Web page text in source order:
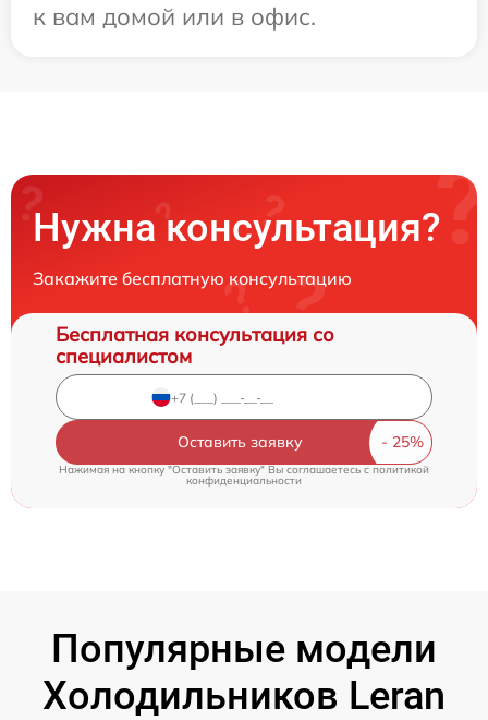
к вам домой или в офис.
Нужна консультация?
Закажите бесплатную консультацию
Бесплатная консультация со
специалистом
Оставить заявку
Нажимая на кнопку "Оставить заявку" Вы соглашаетесь cполитикой
конфиденциальности
Популярные модели
Холодильников Leran